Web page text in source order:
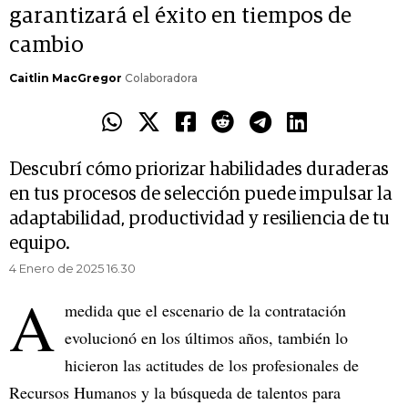
garantizará el éxito en tiempos de
cambio
Caitlin MacGregor Colaboradora
Descubrí cómo priorizar habilidades duraderas
en tus procesos de selección puede impulsar la
adaptabilidad, productividad y resiliencia de tu
equipo.
4 Enero de 2025 16.30
A medida que el escenario de la contratación
evolucionó en los últimos años, también lo
hicieron las actitudes de los profesionales de
Recursos Humanos y la búsqueda de talentos para